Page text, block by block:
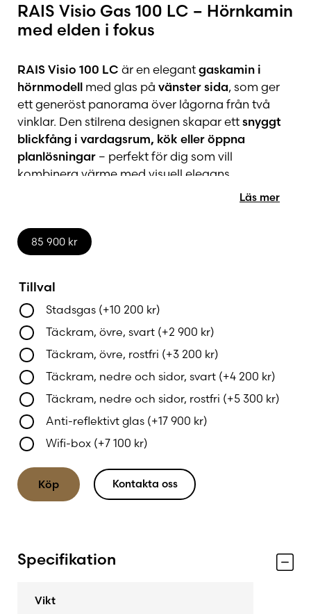
85 900 kr
RAIS Visio Gas 100 LC – Hörnkamin
med elden i fokus
RAIS Visio 100 LC är en elegantgaskamin i
hörnmodell med glas på vänster sida, som ger
ett generöst panorama över lågorna från två
vinklar. Den stilrena designen skapar ettsnyggt
blickfång i vardagsrum, kök eller öppna
planlösningar – perfekt för dig som vill
kombinera värme med visuell elegans.
viafjärrkontroll, mobil eller surfplatta
digfull kontroll över både värme och stämning
Välj mellan ram isvart eller rostfritt stål
alternativen smälter sömlöst in i olika
inredningsstilar.
RAIS Visio 100 LCkan anslutas tillnaturgas,
stadsgas, gasol eller biogas
, vilket gör den till ett
flexibelt och miljövänligt alternativ
och befintliga hem.
Läs mer
Tillval
Stadsgas (+10 200 kr)
Täckram, övre, svart (+2 900 kr)
Täckram, övre, rostfri (+3 200 kr)
Täckram, nedre och sidor, svart (+4 200 kr)
Täckram, nedre och sidor, rostfri (+5 300 kr)
Anti-reflektivt glas (+17 900 kr)
Wifi-box (+7 100 kr)
Köp Kontakta oss
Specifikation
Vikt